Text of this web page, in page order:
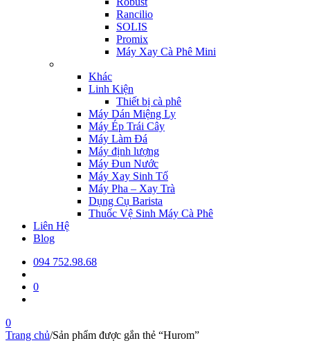
Rancilio
SOLIS
Promix
Máy Xay Cà Phê Mini
Khác
Linh Kiện
Thiết bị cà phê
Máy Dán Miệng Ly
Máy Ép Trái Cây
Máy Làm Đá
Máy định lượng
Máy Đun Nước
Máy Xay Sinh Tố
Máy Pha – Xay Trà
Dụng Cụ Barista
Thuốc Vệ Sinh Máy Cà Phê
Liên Hệ
Blog
094 752.98.68
0
0
Trang chủ/Sản phẩm được gắn thẻ “Hurom”